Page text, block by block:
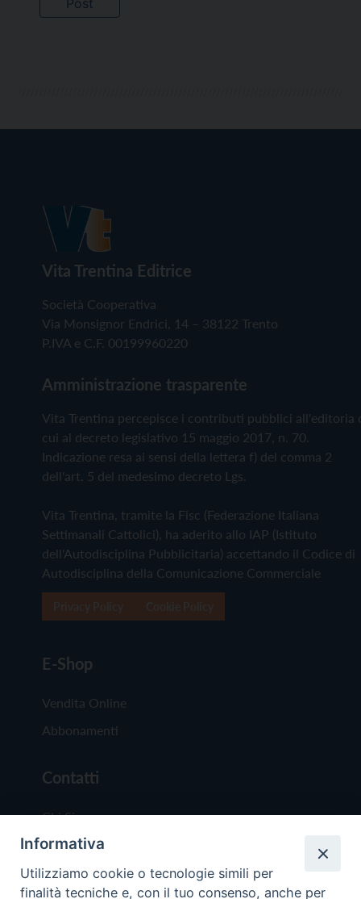
Vita Trentina Editrice
Società Cooperativa
Via Monsignor Endrici, 14 – 38122 Trento
P.IVA e C.F. 00199960220
Amministrazione trasparente
Vita Trentina percepisce i contributi pubblici all'editoria
cui al decreto legislativo 15 maggio 2017, n. 70.
Indicazione resa ai sensi della lettera f) del comma 2
dell'art. 5 del medesimo decreto Lgs.
Vita Trentina, tramite la Fisc (Federazione Italiana
Settimanali Cattolici), ha aderito allo IAP (Istituto
dell'Autodisciplina Pubblicitaria) accettando il Codice di
Autodisciplina della Comunicazione Commerciale
E-Shop
Vendita Online
Abbonamenti
Contatti
Chi Siamo
Redazione
Scrivici
Informativa
Utilizziamo cookie o tecnologie simili per
finalità tecniche e, con il tuo consenso, anche per